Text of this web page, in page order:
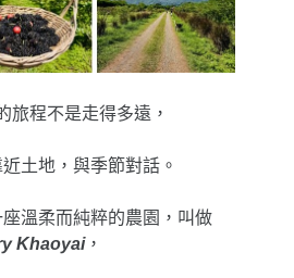
旅程不是走得多遠，
土地，與季節對話。
溫柔而純粹的農園，叫做
Khaoyai，